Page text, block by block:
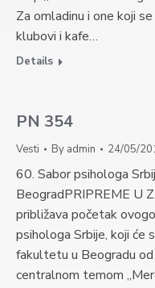
Za omladinu i one koji
klubovi i kafe…
Details
PN 354
Vesti By admin 24/05/
60. Sabor psihologa
BeogradPRIPREME U
približava početak
psihologa Srbije, koji će
fakultetu u Beogradu od
centralnom temom